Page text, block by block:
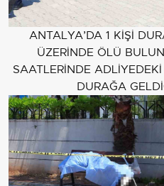
ANTALYA’DA 1 KİŞİ
ÜZERİNDE ÖLÜ
SAATLERİNDE
DURAĞA